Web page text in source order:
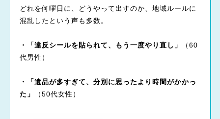
どれを何曜日に、どうやって出すのか、地域ルールに
混乱したという声も多数。
・「違反シールを貼られて、もう一度やり直し」
（60
代男性）
・「遺品が多すぎて、分別に思ったより時間がかかっ
た」
（50代女性）